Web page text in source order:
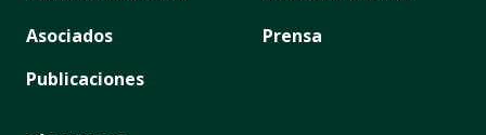
Asociados
Publicaciones
Prensa